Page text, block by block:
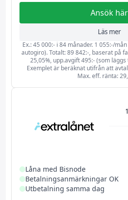
Ansök här
Läs mer
Ex.: 45 000:- i 84 månader. 1 055:-/
autogiro). Totalt: 89 842:-, baserat på
25,05%, upp.avgift 495:- (som
Exemplet är beräknat utifrån att
Max. eff. ränta:
Låna med Bisnode
Betalningsanmärkningar OK
Utbetalning samma dag